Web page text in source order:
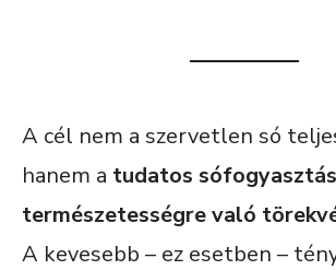
A cél nem a szervetlen só
hanem a tudatos
természetességre való
A kevesebb – ez esetben –